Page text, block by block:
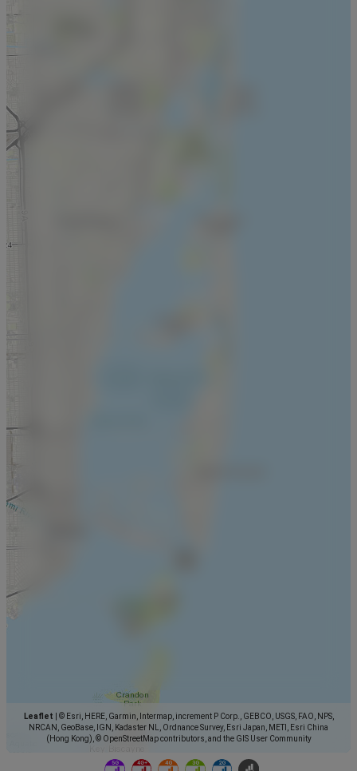
Leaflet
© Esri, HERE, Garmin, Intermap, increment P Corp., GEBCO, USGS, FAO, NPS,
NRCAN, GeoBase, IGN, Kadaster NL, Ordnance Survey, Esri Japan, METI, Esri China
(Hong Kong), © OpenStreetMap contributors, and the GIS User Community